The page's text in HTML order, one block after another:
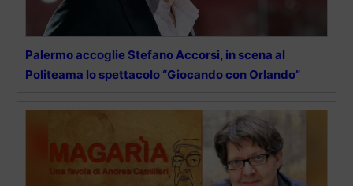
Palermo accoglie Stefano Accorsi, in scena al
Politeama lo spettacolo “Giocando con Orlando”